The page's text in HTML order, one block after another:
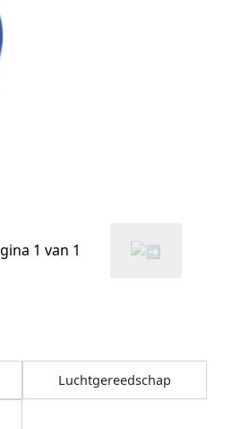
1 van 1
Luchtgereedschap